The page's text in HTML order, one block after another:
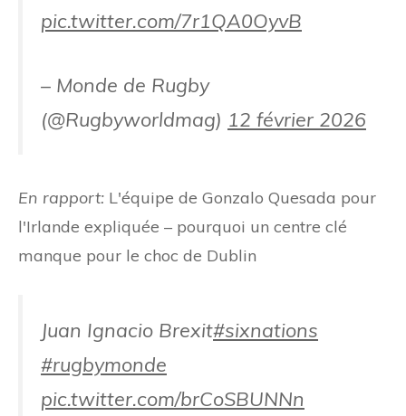
pic.twitter.com/7r1QA0OyvB
– Monde de Rugby
(@Rugbyworldmag) 12 février 2026
En rapport: L'équipe de Gonzalo Quesada pour
l'Irlande expliquée – pourquoi un centre clé
manque pour le choc de Dublin
Juan Ignacio Brexit#sixnations
#rugbymonde
pic.twitter.com/brCoSBUNNn